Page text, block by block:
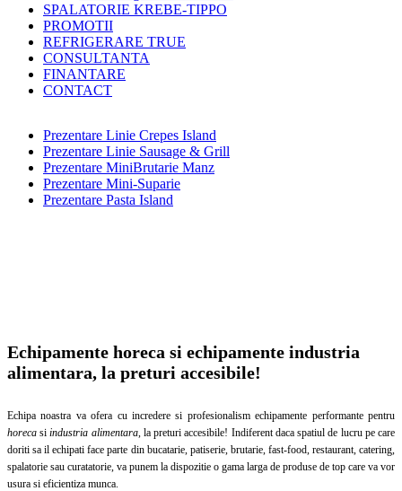
SPALATORIE KREBE-TIPPO
PROMOTII
REFRIGERARE TRUE
CONSULTANTA
FINANTARE
CONTACT
Prezentare Linie Crepes Island
Prezentare Linie Sausage & Grill
Prezentare MiniBrutarie Manz
Prezentare Mini-Suparie
Prezentare Pasta Island
Echipamente horeca si echipamente industria
alimentara, la preturi accesibile!
Echipa noastra va ofera cu incredere si profesionalism echipamente performante pentru
horeca si industria alimentara, la preturi accesibile! Indiferent daca spatiul de lucru pe care
doriti sa il echipati face parte din bucatarie, patiserie, brutarie, fast-food, restaurant, catering,
spalatorie sau curatatorie, va punem la dispozitie o gama larga de produse de top care va vor
usura si eficientiza munca.